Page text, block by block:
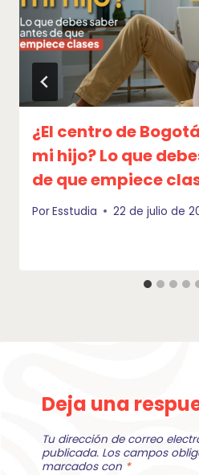
¿El centro de
mi hijo? Lo que
de que empiece
PorEsstudia 22 de julio de
Deja una
Tu dirección de correo
publicada. Los campos
marcados con *